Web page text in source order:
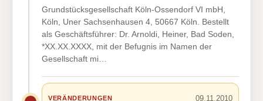
Grundstücksgesellschaft Köln-Ossendorf VI mbH,
Köln, Uner Sachsenhausen 4, 50667 Köln. Bestellt
als Geschäftsführer: Dr. Arnoldi, Heiner, Bad Soden,
*XX.XX.XXXX, mit der Befugnis im Namen der
Gesellschaft mi…
VERÄNDERUNGEN 09.11.2010